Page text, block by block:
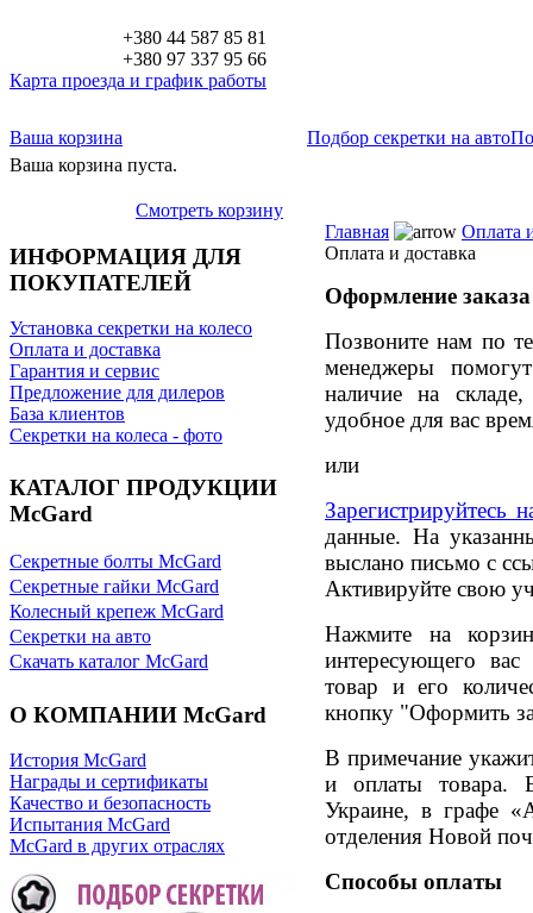
+380 44 587 85 81
+380 97 337 95 66
Карта проезда и график работы
Ваша корзина
Ваша корзина пуста.
Смотреть корзину
Подбор секретки на авто
ИНФОРМАЦИЯ ДЛЯ
ПОКУПАТЕЛЕЙ
Установка секретки на колесо
Оплата и доставка
Гарантия и сервис
Предложение для дилеров
База клиентов
Секретки на колеса - фото
КАТАЛОГ ПРОДУКЦИИ
McGard
Секретные болты McGard
Секретные гайки McGard
Колесный крепеж McGard
Секретки на авто
Скачать каталог McGard
О КОМПАНИИ McGard
История McGard
Награды и сертификаты
Качество и безопасность
Испытания McGard
McGard в других отраслях
Главная
Оплата
Оплата и доставка
Оформление заказа
Позвоните нам по
менеджеры
наличие на
удобное для вас
или
Зарегистрируйтесь
данные. На
выслано письмо с
Активируйте свою
Нажмите на
интересующего
товар и его
кнопку "Оформить
В примечание
и оплаты товара.
Украине, в графе
отделения Новой
Способы оплаты